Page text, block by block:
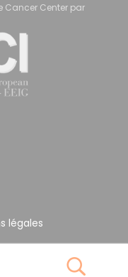
Cancer Center par
légales